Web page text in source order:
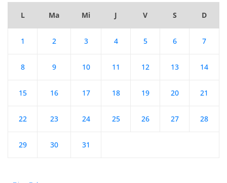
L Ma Mi J V S D
1 2 3 4 5 6 7
8 9 10 11 12 13 14
15 16 17 18 19 20 21
22 23 24 25 26 27 28
29 30 31